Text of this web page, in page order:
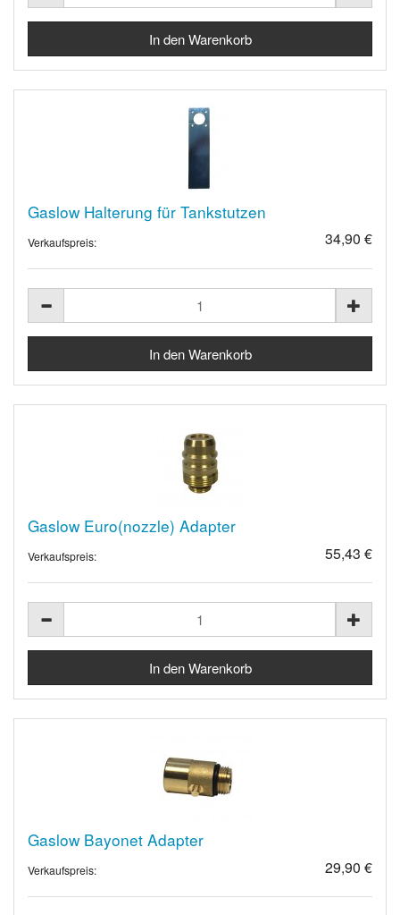
Gaslow Halterung für Tankstutzen
Verkaufspreis: 34,90 €
Gaslow Euro(nozzle) Adapter
Verkaufspreis: 55,43 €
Gaslow Bayonet Adapter
Verkaufspreis: 29,90 €